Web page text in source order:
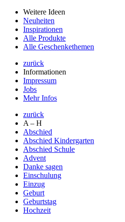
Weitere Ideen
Neuheiten
Inspirationen
Alle Produkte
Alle Geschenkethemen
zurück
Informationen
Impressum
Jobs
Mehr Infos
zurück
A – H
Abschied
Abschied Kindergarten
Abschied Schule
Advent
Danke sagen
Einschulung
Einzug
Geburt
Geburtstag
Hochzeit